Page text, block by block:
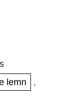
lemn ,